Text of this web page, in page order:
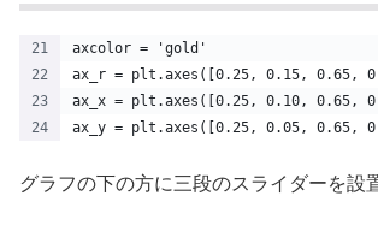
axcolor = 'gold'
ax_r = plt.axes([0.25, 0.15, 0.65,
ax_x = plt.axes([0.25, 0.10, 0.65,
ax_y = plt.axes([0.25, 0.05, 0.65,
グラフの下の方に三段のスライダーを設